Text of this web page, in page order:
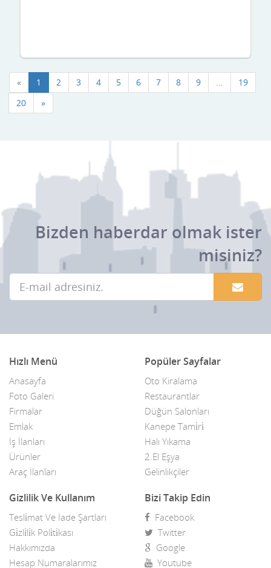
« 1 2 3 4 5 6 7 8 9
19
20
»
Bizden haberdar olmak ister
misiniz?
Hızlı Menü
Anasayfa
Foto Galeri
Firmalar
Emlak
İş İlanları
Ürünler
Araç İlanları
Popüler Sayfalar
Oto Kiralama
Restaurantlar
Düğün Salonları
Kanepe Tami̇ri̇
Halı Yıkama
2.El Eşya
Gelinlikçiler
Gizlilik Ve Kullanım
Tesli̇mat Ve İade Şartları
Gi̇zli̇li̇k Poli̇ti̇kası
Hakkımızda
Hesap Numaralarımız
Bizi Takip Edin
Facebook
Twitter
Google
Youtube